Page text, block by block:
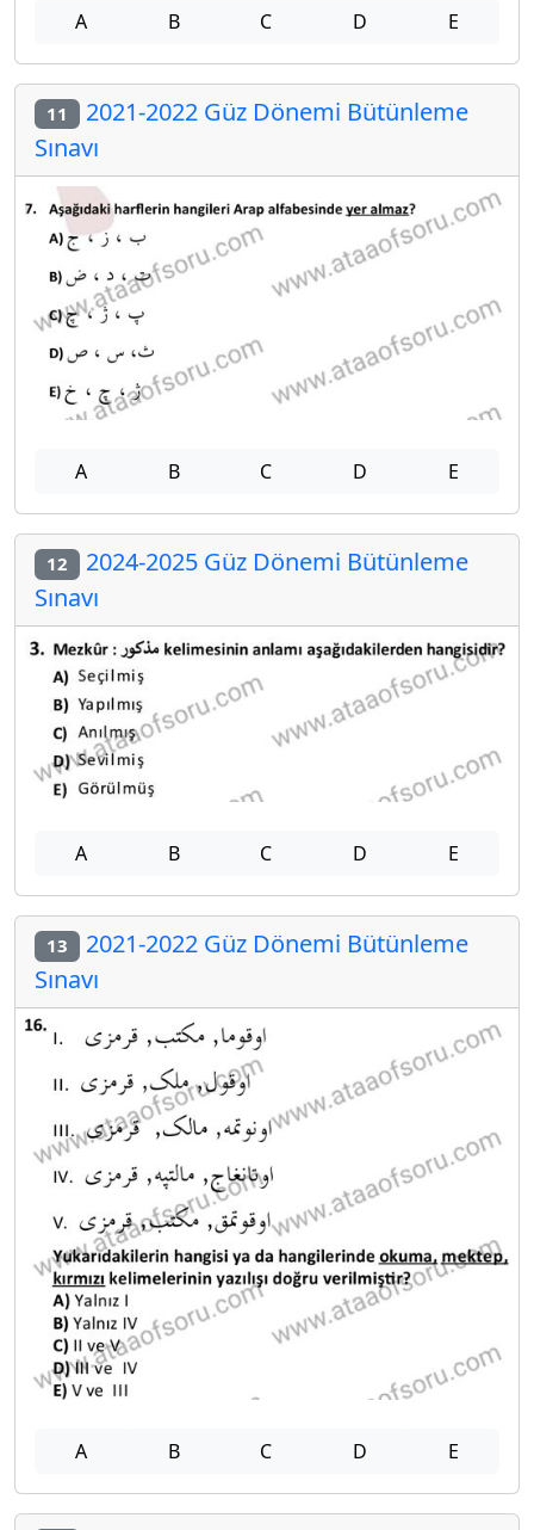
A B C D E
11 2021-2022 Güz Dönemi Bütünleme
Sınavı
A B C D E
12 2024-2025 Güz Dönemi Bütünleme
Sınavı
A B C D E
13 2021-2022 Güz Dönemi Bütünleme
Sınavı
A B C D E